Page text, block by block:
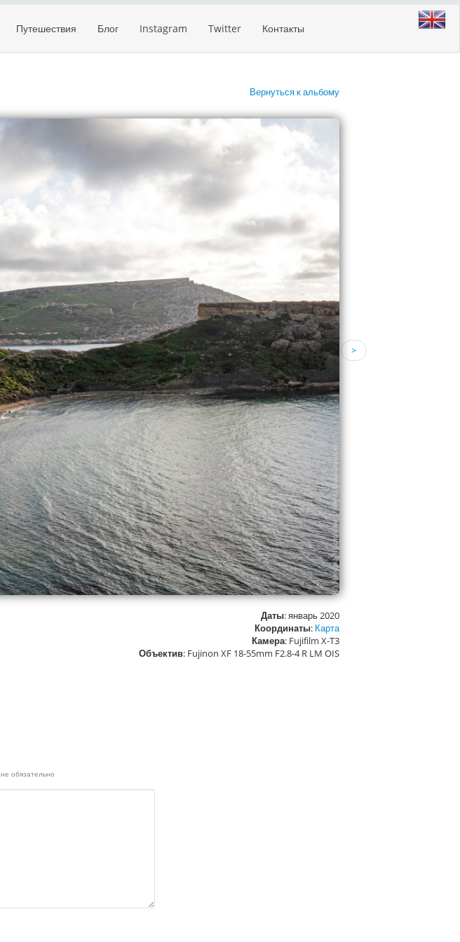
Путешествия Блог Instagram Twitter Контакты
Вернуться к альбому
>
Даты: январь 2020
Координаты: Карта
Камера: Fujifilm X-T3
Объектив: Fujinon XF 18-55mm F2.8-4 R LM OIS
не обязательно